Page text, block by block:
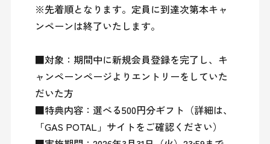
※先着順となります。定員に到達次第本キャ
ンペーンは終了いたします。
■対象：期間中に新規会員登録を完了し、キ
ャンペーンページよりエントリーをしていた
だいた方
■特典内容：選べる500円分ギフト（詳細は、
「GAS POTAL」サイトをご確認ください）